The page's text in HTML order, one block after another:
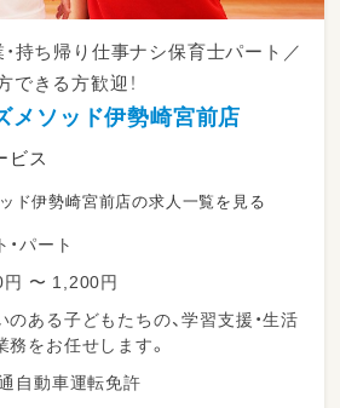
・持ち帰り仕事ナシ保育士パート／
できる方歓迎！
メソッド伊勢崎宮前店
ビス
ド伊勢崎宮前店の求人一覧を見る
パート
〜 1,200円
のある子どもたちの、学習支援・生活
務をお任せします。
士 普通自動車運転免許